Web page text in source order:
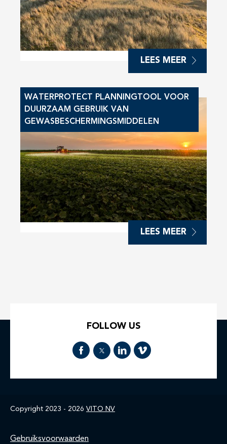
LEES MEER
WATERPROTECT PLANNINGTOOL VOOR
DUURZAAM GEBRUIK VAN
GEWASBESCHERMINGSMIDDELEN
LEES MEER
FOLLOW US
Copyright 2023 - 2026 VITO NV
Footer
Gebruiksvoorwaarden